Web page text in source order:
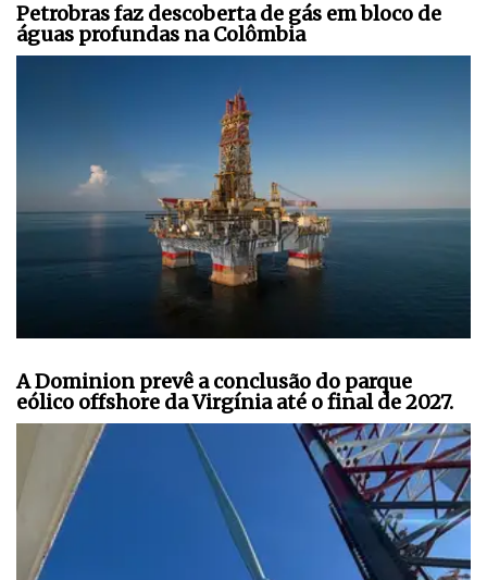
Petrobras faz descoberta de gás em bloco de
águas profundas na Colômbia
A Dominion prevê a conclusão do parque
eólico offshore da Virgínia até o final de 2027.